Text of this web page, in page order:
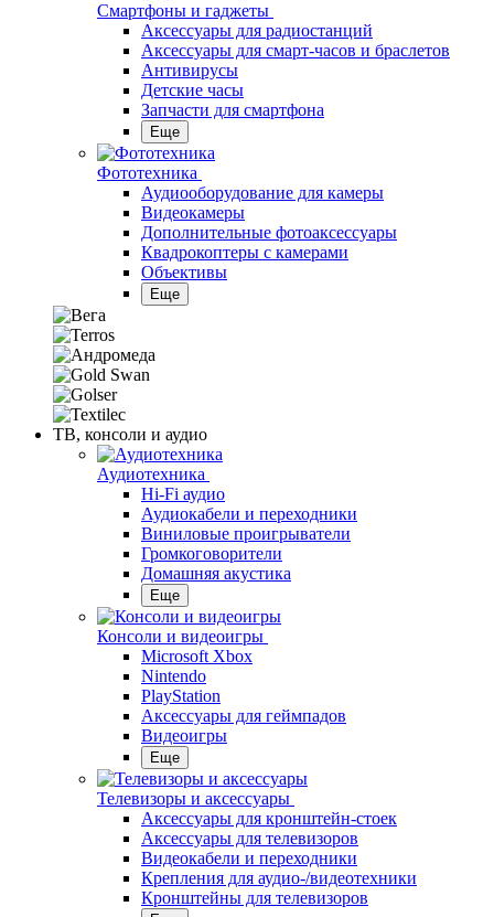
Смартфоны и гаджеты
Аксессуары для радиостанций
Аксессуары для смарт-часов и браслетов
Антивирусы
Детские часы
Запчасти для смартфона
Еще
Фототехника
Аудиооборудование для камеры
Видеокамеры
Дополнительные фотоаксессуары
Квадрокоптеры с камерами
Объективы
Еще
ТВ, консоли и аудио
Аудиотехника
Hi-Fi аудио
Аудиокабели и переходники
Виниловые проигрыватели
Громкоговорители
Домашняя акустика
Еще
Консоли и видеоигры
Microsoft Xbox
Nintendo
PlayStation
Аксессуары для геймпадов
Видеоигры
Еще
Телевизоры и аксессуары
Аксессуары для кронштейн-стоек
Аксессуары для телевизоров
Видеокабели и переходники
Крепления для аудио-/видеотехники
Кронштейны для телевизоров